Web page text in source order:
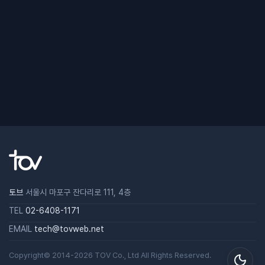
토브 서울시 마포구 잔다리로 111, 4층
TEL 02-6408-1171
EMAIL tech@tovweb.net
Copyright© 2014-2026 TOV Co., Ltd All Rights Reserved.